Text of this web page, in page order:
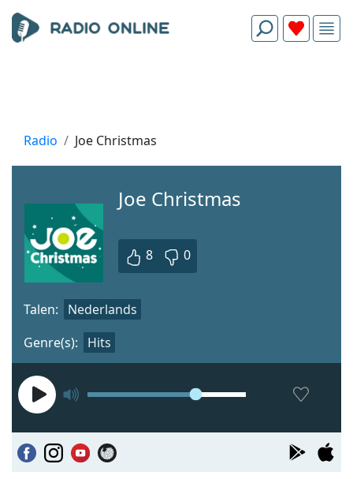
Radio Joe Christmas
Joe Christmas
8 0
Genre(s): Hits
Talen: Nederlands